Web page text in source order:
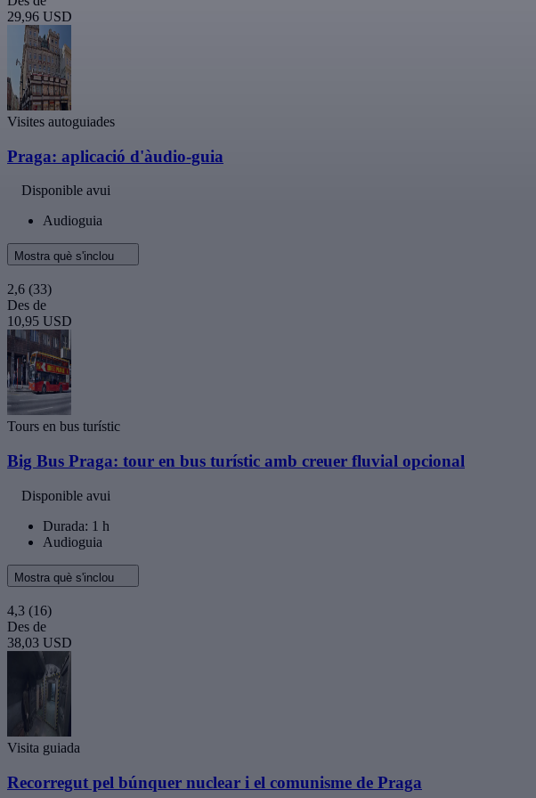
29,96 USD
Visites autoguiades
Praga: aplicació d'àudio-guia
Disponible avui
Audioguia
Mostra què s'inclou
2,6 (33)
Des de
10,95 USD
Tours en bus turístic
Big Bus Praga: tour en bus turístic amb creuer fluvial opcional
Disponible avui
Durada: 1 h
Audioguia
Mostra què s'inclou
4,3 (16)
Des de
38,03 USD
Visita guiada
Recorregut pel búnquer nuclear i el comunisme de Praga